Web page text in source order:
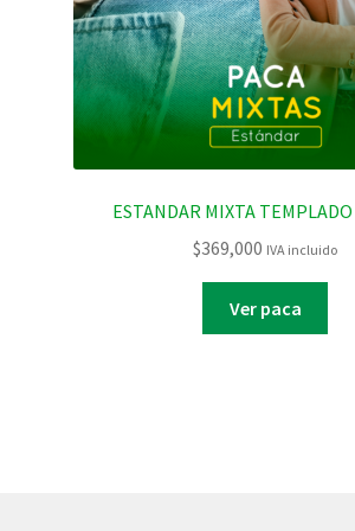
ESTANDAR MIXTA
$369,000 IVA incluido
Ver paca